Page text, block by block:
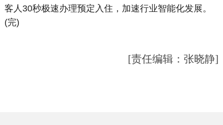
客人30秒极速办理预定入住，加速行业智能化发展。
(完)
[责任编辑：张晓静]